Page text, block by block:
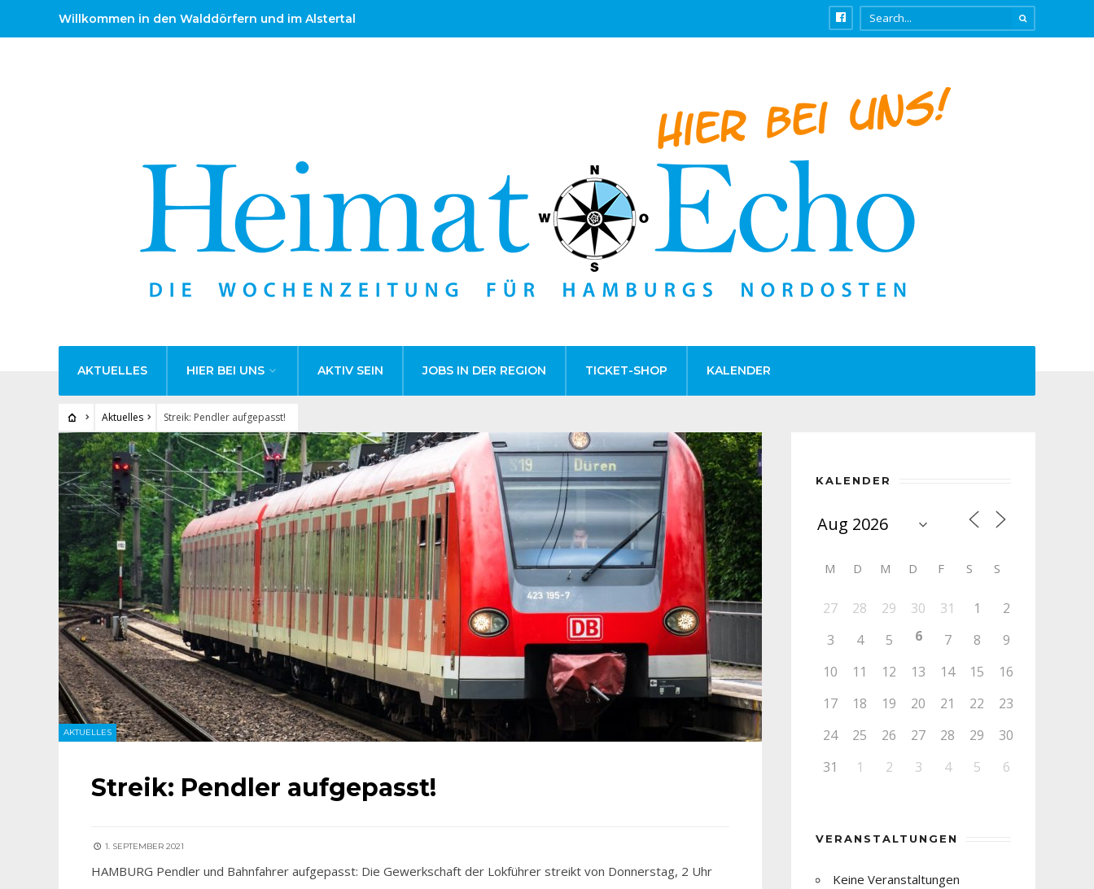
Willkommen in den Walddörfern und im Alstertal
AKTUELLES HIER BEI UNS AKTIV SEIN JOBS IN DER REGION TICKET-SHOP KALENDER
Aktuelles Streik: Pendler aufgepasst!
AKTUELLES
Streik: Pendler aufgepasst!
1. SEPTEMBER 2021
HAMBURG Pendler und Bahnfahrer aufgepasst: Die Gewerkschaft der Lokführer streikt von Donnerstag, 2 Uhr
KALENDER
M D M D F S S
27 28 29 30 31 1
2
3
4 5 6 7 8
9
10
11 12 13 14 15
16
17
18 19 20 21 22
23
24
25 26 27 28 29
30
31
1 2 3 4 5 6
VERANSTALTUNGEN
Keine Veranstaltungen